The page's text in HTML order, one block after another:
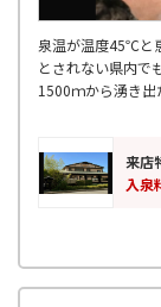
泉温が温度45℃と
とされない県内で
1500ｍから湧き
来店
入泉